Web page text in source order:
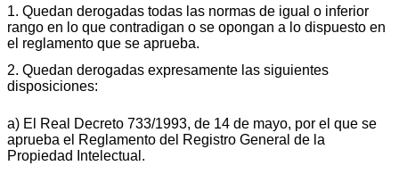
1. Quedan derogadas todas las normas de igual o inferior
rango en lo que contradigan o se opongan a lo dispuesto en
el reglamento que se aprueba.
2. Quedan derogadas expresamente las siguientes
disposiciones:
a) El Real Decreto 733/1993, de 14 de mayo, por el que se
aprueba el Reglamento del Registro General de la
Propiedad Intelectual.